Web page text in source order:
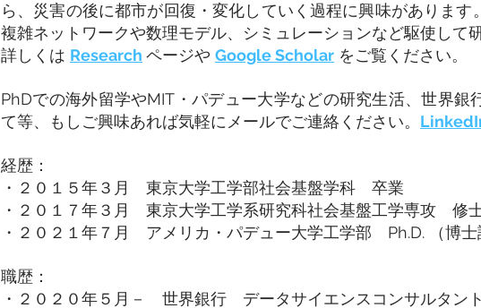
ら、災害の後に都市が回復・変化していく過程に興味があります
複雑ネットワークや数理モデル、シミュレーションなど駆使して
詳しくは Research ページや Google Scholar をご覧ください。
PhDでの海外留学やMIT・パデュー大学などの研究生活、世界銀
て等、もしご興味あれば気軽にメールでご連絡ください。
経歴：
・２０１５年３月 東京大学工学部社会基盤学科 卒業
・２０１７年３月 東京大学工学系研究科社会基盤工学専攻 修
・２０２１年７月 アメリカ・パデュー大学工学部 Ph.D. （博士
職歴：
・２０２０年５月－ 世界銀行 データサイエンスコンサルタント